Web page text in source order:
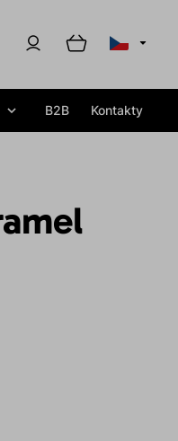
B2B Kontakty